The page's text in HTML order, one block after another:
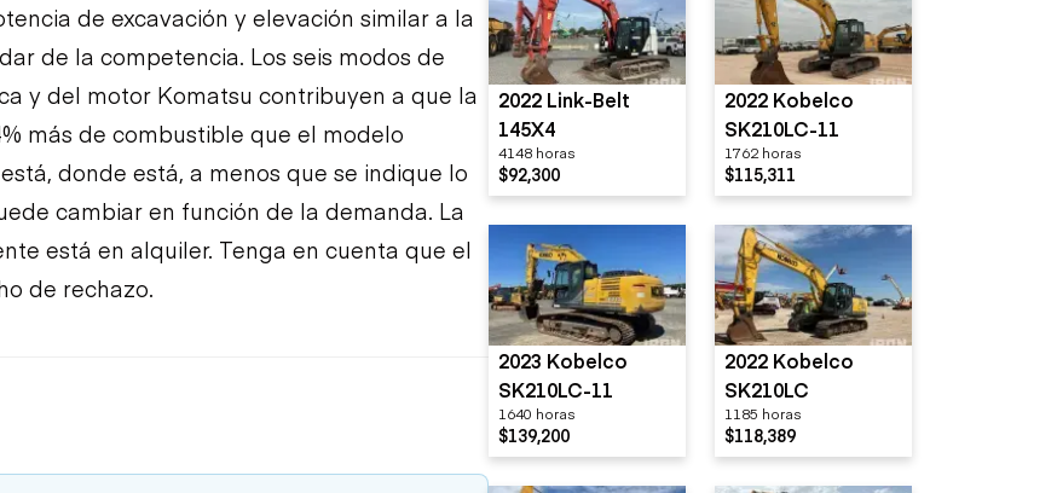
de excavación y elevación similar a la
de la competencia. Los seis modos de
y del motor Komatsu contribuyen a que la
más de combustible que el modelo
donde está, a menos que se indique lo
cambiar en función de la demanda. La
está en alquiler. Tenga en cuenta que el
de rechazo.
2022 Link-Belt
145X4
4148 horas
$92,300
2022 Kobelco
SK210LC-11
1762 horas
$115,311
2023 Kobelco
SK210LC-11
1640 horas
$139,200
2022 Kobelco
SK210LC
1185 horas
$118,389